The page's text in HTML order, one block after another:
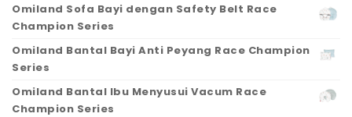
Omiland Sofa Bayi dengan Safety Belt Race
Champion Series
Omiland Bantal Bayi Anti Peyang Race Champion
Series
Omiland Bantal Ibu Menyusui Vacum Race
Champion Series